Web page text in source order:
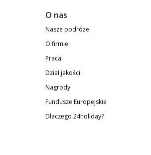
O nas
Nasze podróże
O firmie
Praca
Dział jakości
Nagrody
Fundusze Europejskie
Dlaczego 24holiday?